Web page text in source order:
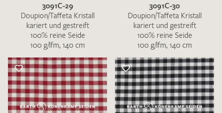
3091C-29
Doupion/Taffeta Kristall
kariert und gestreift
100% reine Seide
100 g/lfm, 140 cm
3091C-30
Doupion/Taffeta Kristall
kariert und gestreift
100% reine Seide
100 g/lfm, 140 cm